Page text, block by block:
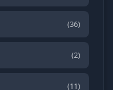
(36)
(2)
(11)